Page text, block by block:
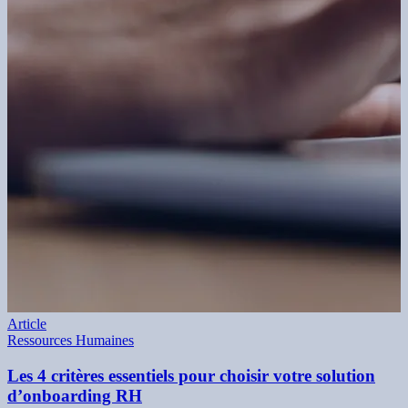
Article
Ressources Humaines
Les 4 critères essentiels pour choisir votre solution
d’onboarding RH